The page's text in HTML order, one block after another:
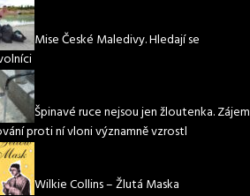
Mise České Maledivy. Hledají se
Špinavé ruce nejsou jen žloutenka. Zájem
proti ní vloni významně vzrostl
Wilkie Collins – Žlutá Maska